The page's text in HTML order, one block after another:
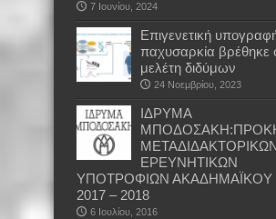
7 Ιουνίου, 2024
Επιγενετική
παχυσαρκία βρέθηκε
μελέτη διδύμων
24 Νοεμβρίου, 2023
ΙΔΡΥΜΑ
ΜΕΤΑΔΙΔΑΚΤΟΡΙΚΩΝ
ΕΡΕΥΝΗΤΙΚΩΝ
ΥΠΟΤΡΟΦΙΩΝ ΑΚΑΔΗΜΑΪΚΟΥ
2017 – 2018
6 Ιουλίου, 2016